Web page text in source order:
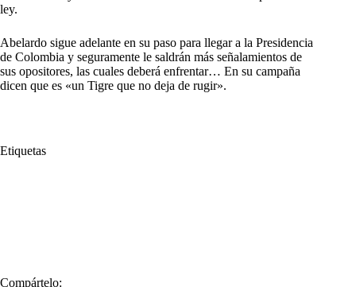
ley.
Abelardo sigue adelante en su paso para llegar a la Presidencia
de Colombia y seguramente le saldrán más señalamientos de
sus opositores, las cuales deberá enfrentar… En su campaña
dicen que es «un Tigre que no deja de rugir».
Etiquetas
Compártelo: